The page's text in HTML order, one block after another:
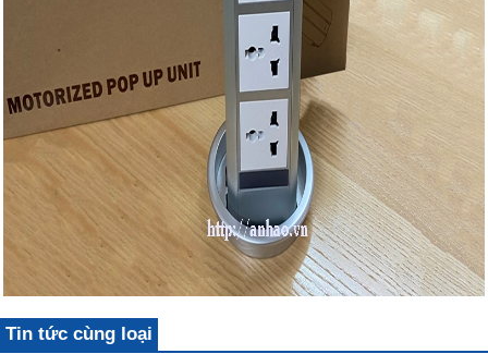
Tin tức cùng loại